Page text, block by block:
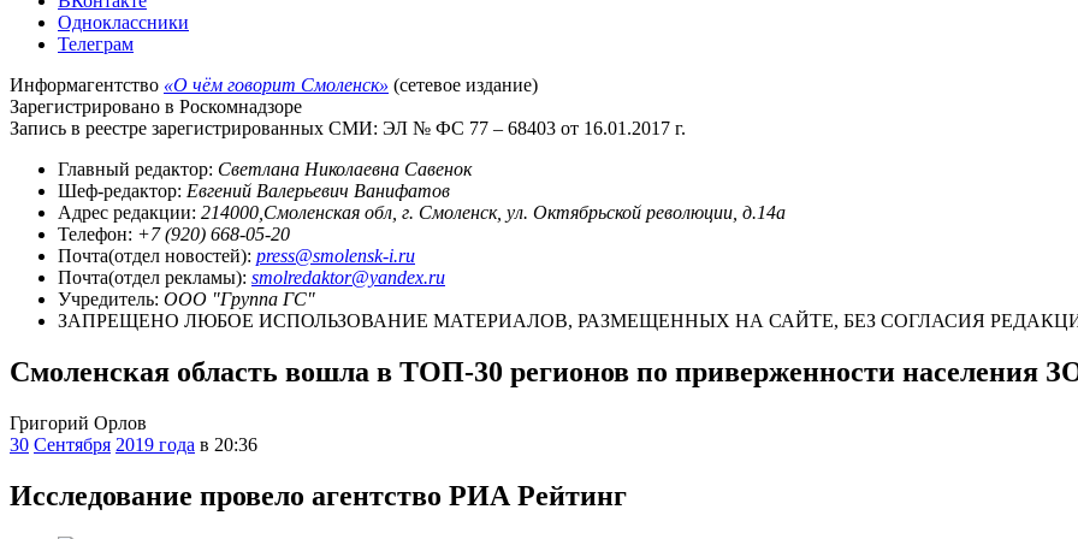
Одноклассники
Телеграм
Информагентство «О чём говорит Смоленск» (сетевое издание)
Зарегистрировано в Роскомнадзоре
Запись в реестре зарегистрированных СМИ: ЭЛ № ФС 77 – 68403 от 16.01.2017 г.
Главный редактор: Светлана Николаевна Савенок
Шеф-редактор: Евгений Валерьевич Ванифатов
Адрес редакции: 214000,Смоленская обл, г. Смоленск, ул. Октябрьской революции, д.14а
Телефон: +7 (920) 668-05-20
Почта(отдел новостей): press@smolensk-i.ru
Почта(отдел рекламы): smolredaktor@yandex.ru
Учредитель: ООО "Группа ГС"
ЗАПРЕЩЕНО ЛЮБОЕ ИСПОЛЬЗОВАНИЕ МАТЕРИАЛОВ, РАЗМЕЩЕННЫХ НА САЙТЕ, БЕЗ СОГЛАСИЯ
Смоленская область вошла в ТОП-30 регионов по приверженности населения
Григорий Орлов
30 Сентября 2019 года в 20:36
Исследование провело агентство РИА Рейтинг